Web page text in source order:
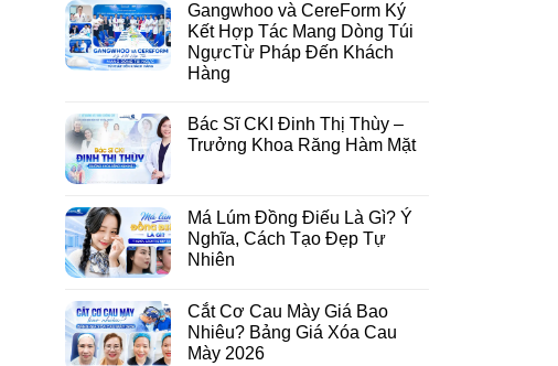
Gangwhoo và CereForm Ký
Kết Hợp Tác Mang Dòng Túi
NgựcTừ Pháp Đến Khách
Hàng
Bác Sĩ CKI Đinh Thị Thùy –
Trưởng Khoa Răng Hàm Mặt
Má Lúm Đồng Điếu Là Gì? Ý
Nghĩa, Cách Tạo Đẹp Tự
Nhiên
Cắt Cơ Cau Mày Giá Bao
Nhiêu? Bảng Giá Xóa Cau
Mày 2026